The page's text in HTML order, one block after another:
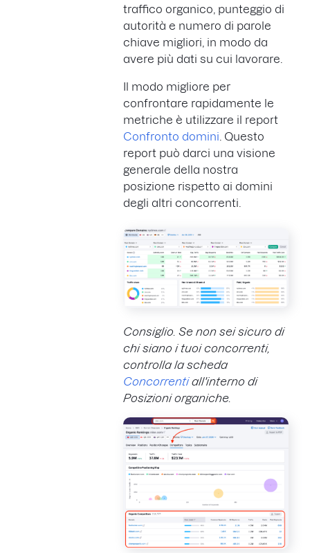
traffico organico, punteggio di
autorità e numero di parole
chiave migliori, in modo da
avere più dati su cui lavorare.
Il modo migliore per
confrontare rapidamente le
metriche è utilizzare il report
Confronto domini . Questo
report può darci una visione
generale della nostra
posizione rispetto ai domini
degli altri concorrenti.
Consiglio. Se non sei sicuro di
chi siano i tuoi concorrenti,
controlla la scheda
Concorrentiall'interno di
Posizioni organiche.